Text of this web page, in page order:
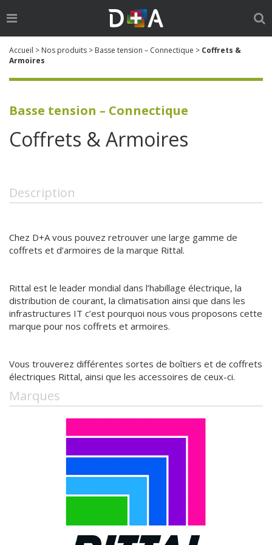
Ouvrir
le
menu
la
:
Go
Accueil > Nos produits > Basse tension – Connectique > Coffrets &
Armoires
Basse tension – Connectique
Coffrets & Armoires
Description
Chez D+A vous pouvez retrouver une large gamme de
coffrets et d’armoires de la marque Rittal.
Rittal est le leader mondial dans l’habillage électrique, la
distribution de courant, la climatisation ainsi que dans les
infrastructures IT c’est pourquoi nous vous proposons cette
marque pour nos coffrets et armoires.
Vous trouverez différentes sortes de boîtiers et de coffrets
électriques Rittal, ainsi que les accessoires de ceux-ci.
Marques